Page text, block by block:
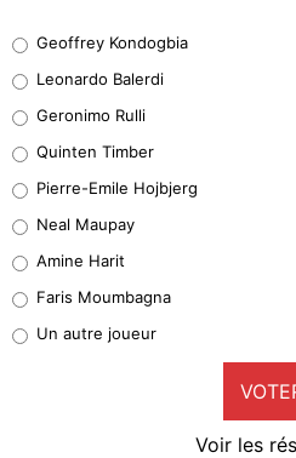
38%
32%
5%
1%
9%
Geoffrey Kondogbia
Leonardo Balerdi
Geronimo Rulli
Quinten Timber
Pierre-Emile Hojbjerg
Neal Maupay
Amine Harit
Faris Moumbagna
Un autre joueur
Voir les